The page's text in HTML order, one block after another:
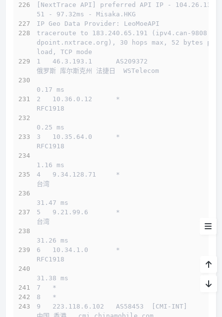
[NextTrace API] preferred API IP - 104.26.13.1
51 - 97.32ms - Misaka.HKG
IP Geo Data Provider: LeoMoeAPI
traceroute to 183.240.65.191 (ipv4.can-9808.en
dpoint.nxtrace.org), 30 hops max, 52 bytes pay
load, TCP mode
1   46.3.193.1      AS209372
俄罗斯 库尔斯克州 法捷日  WSTelecom
0.17 ms
2   10.36.0.12      *
RFC1918
0.25 ms
3   10.35.64.0      *
RFC1918
1.16 ms
4   9.34.128.71     *
台湾
31.47 ms
5   9.21.99.6       *
台湾
31.26 ms
6   10.34.1.0       *
RFC1918
31.38 ms
7   *
8   *
9   223.118.6.102   AS58453  [CMI-INT]
介绍
线路概况
买
系统&流媒体
延迟